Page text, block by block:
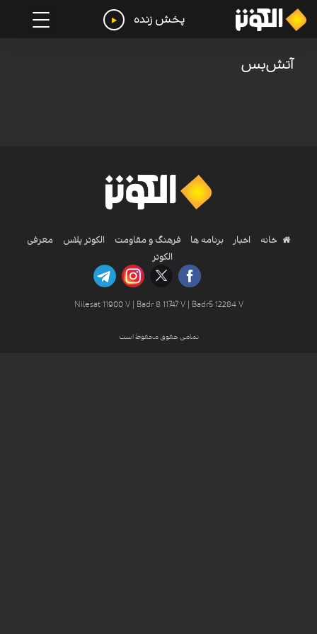
پخش زنده
آتش‌بس
خانه اخبار برنامه ها فرهنگ و مقاومت الکوثر پلاس
معرفی
الکوثر
Nilesat 11900 V | Badr 8 11747 V | Badr5 12284 V
تمامی حقوق محفوظ است